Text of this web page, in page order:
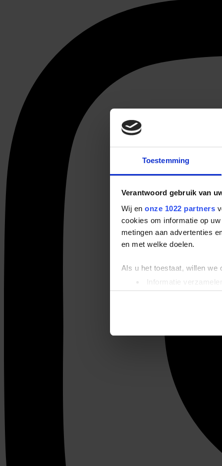
Toestemming
Verantwoord gebruik van
Wij en onze 1022 partners
cookies om informatie op
metingen aan advertenties
en met welke doelen.
Als u het toestaat, willen we
Informatie
Uw apparaat
Lees meer over hoe uw
We gebruiken cookies om
websiteverkeer te
media, adverteren en
verstrekt of die ze hebben